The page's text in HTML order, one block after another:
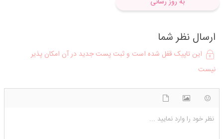
ارسال نظر شما
این تاپیک قفل شده است و ثبت پست جدید در آن امکان پذیر
نیست
نظر خود را وارد نمایید ...